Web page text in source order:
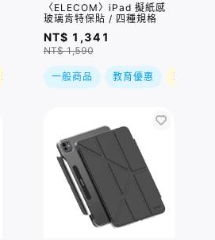
現折
〈ELECOM〉iPad 擬紙感
玻璃肯特保貼 / 四種規格
NT$ 1,341
NT$ 1,590
一般商品 教育優惠 現折